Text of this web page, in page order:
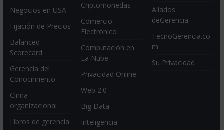
Negocios en USA
Fijación de Precios
Balanced
Scorecard
Gerencia del
Conocimiento
Clima
organizacional
Libros de gerencia
Criptomonedas
Comercio
Electrónico
Computación en
La Nube
Privacidad Online
Web 2.0
Big Data
Inteligencia
Aliados
deGerencia
TecnoGerencia.co
m
Su Privacidad